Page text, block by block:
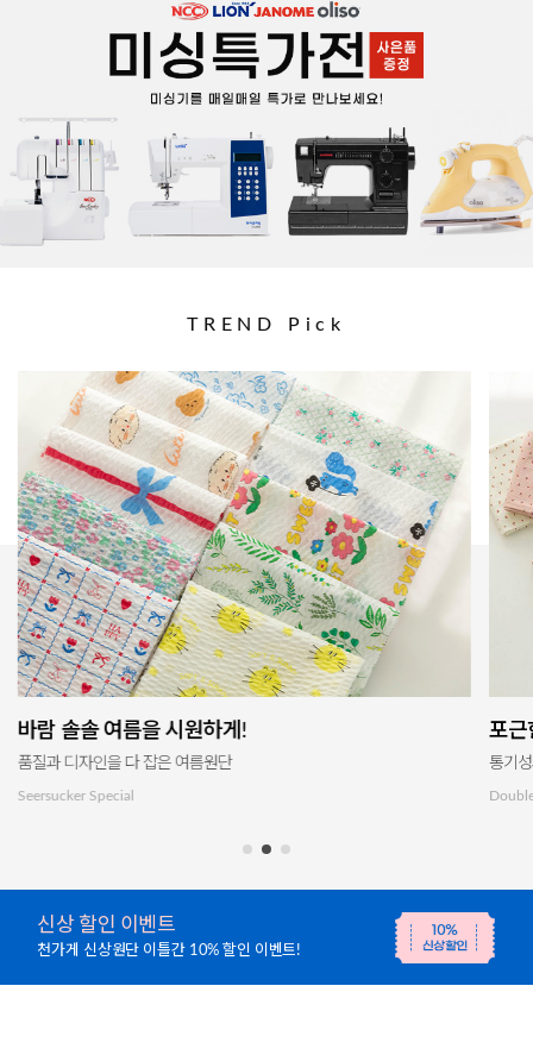
TREND Pick
포근한 촉감이 매력적인 워싱 이중 거즈
통기성과 흡습성이 뛰어나요!
Double Gauze Special
장마
자체
매달 베스트리뷰 이벤트
포토 리뷰 작성하고 적립금 받아가세요!